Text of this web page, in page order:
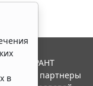
в
ГАРАНТ
и ее партнеры